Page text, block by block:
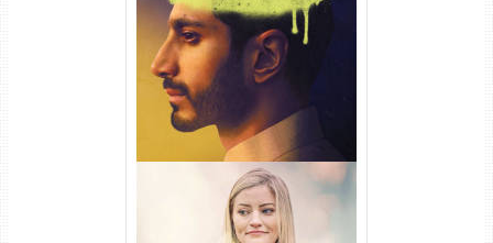
DL 1080p Dual Áudio